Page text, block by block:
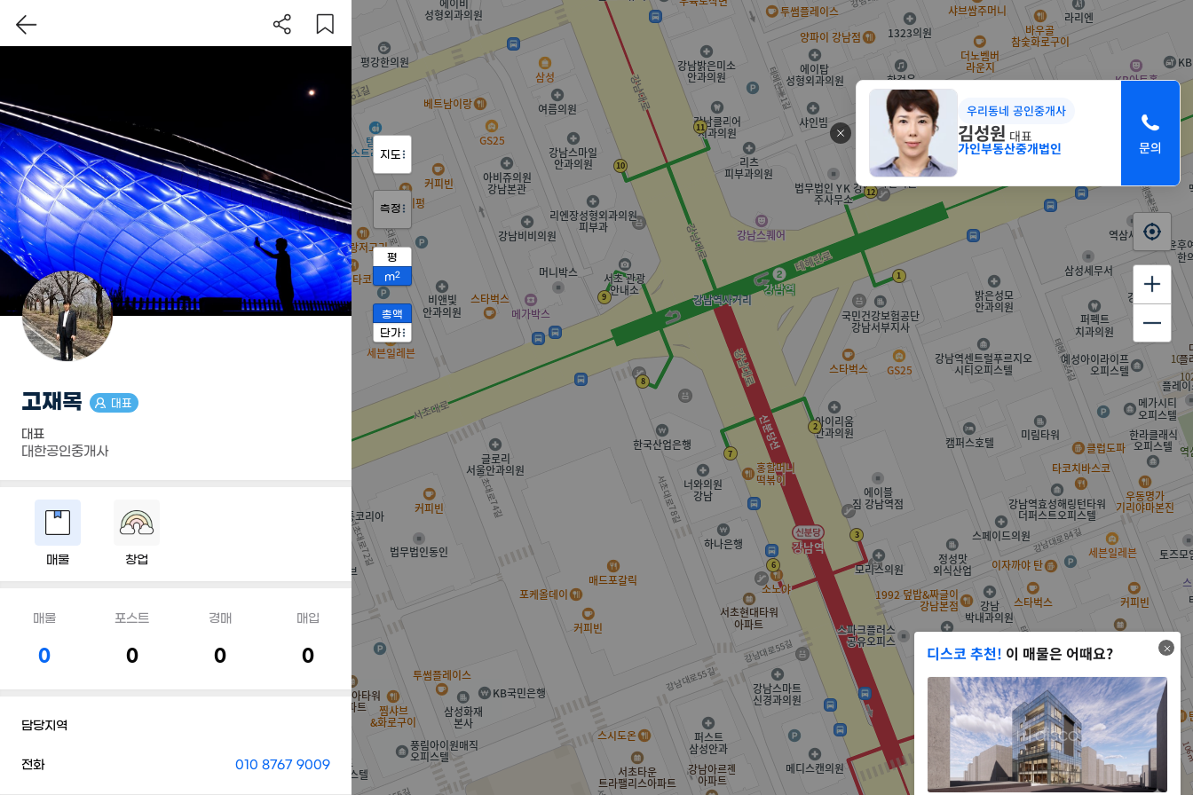
디스코 추천! 이 매물은 어때요?
우리동네 공인중개사
김성원 대표
가인부동산중개법인
지도
측정
평
m2
총액
단가
고재목 대표
대표
대한공인중개사
매물 창업
매물
0
포스트
0
경매
0
매입
0
담당지역
전화 010 8767 9009